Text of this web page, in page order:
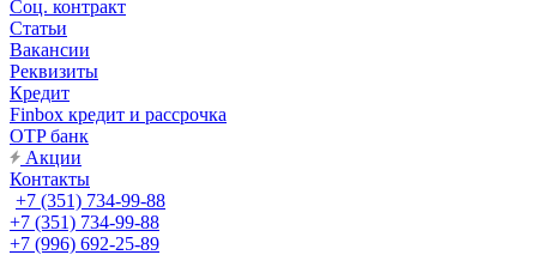
Соц. контракт
Статьи
Вакансии
Реквизиты
Кредит
Finbox кредит и рассрочка
OTP банк
Акции
Контакты
+7 (351) 734-99-88
+7 (351) 734-99-88
+7 (996) 692-25-89